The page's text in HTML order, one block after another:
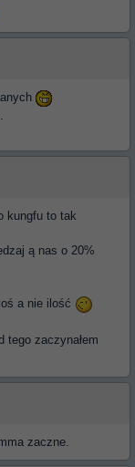
kungfu to tak
ą nas o 20%
a nie ilość
tego zaczynałem
zaczne.